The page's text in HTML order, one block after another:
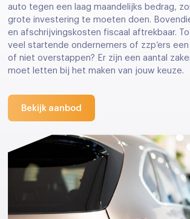
auto tegen een laag maandelijks bedrag,
grote investering te moeten doen.
en afschrijvingskosten fiscaal aftrekbaar.
veel startende ondernemers of zzp’ers
of niet overstappen? Er zijn een aantal
moet letten bij het maken van jouw keuze.
Bekijk aanbod